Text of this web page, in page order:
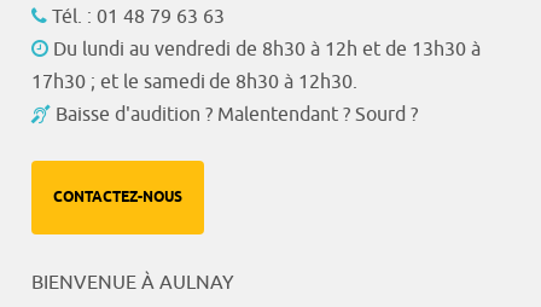
Tél. : 01 48 79 63 63
Du lundi au vendredi de 8h30 à 12h et de 13h30 à
17h30 ; et le samedi de 8h30 à 12h30.
Baisse d'audition ? Malentendant ? Sourd ?
CONTACTEZ-NOUS
BIENVENUE À AULNAY